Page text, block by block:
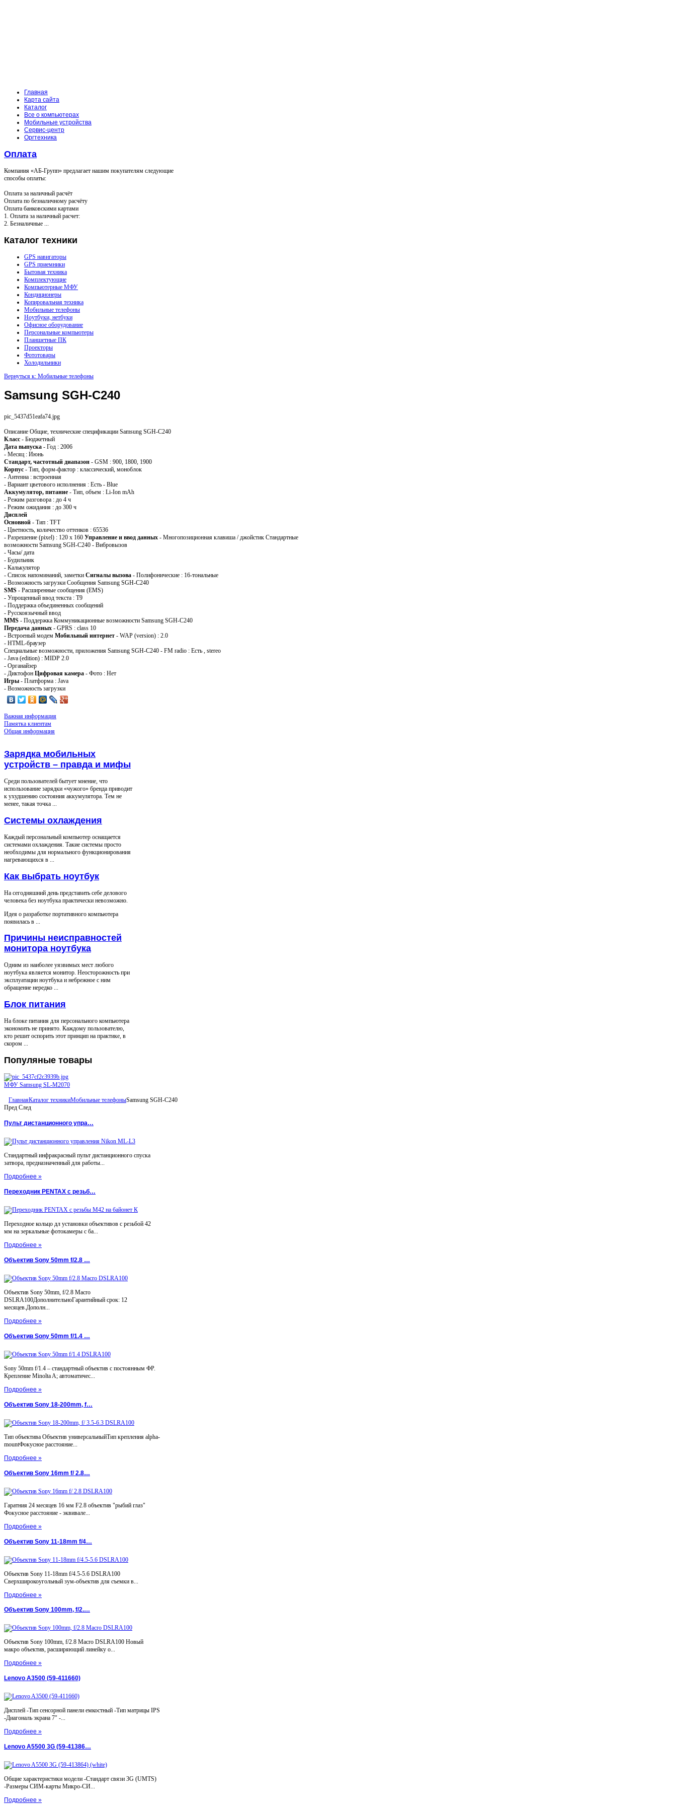
Главная
Карта сайта
Каталог
Все о компьютерах
Мобильные устройства
Сервис-центр
Оргтехника
Оплата
Компания «АБ-Групп» предлагает нашим покупателям следующие
способы оплаты:
Оплата за наличный расчёт
Оплата по безналичному расчёту
Оплата банковскими картами
1. Оплата за наличный расчет:
2. Безналичные ...
Каталог техники
GPS навигаторы
GPS приемники
Бытовая техника
Комплектующие
Компьютерные МФУ
Кондиционеры
Копировальная техника
Мобильные телефоны
Ноутбуки, нетбуки
Офисное оборудование
Персональные компьютеры
Планшетные ПК
Проекторы
Фототовары
Холодильники
Вернуться к: Мобильные телефоны
Samsung SGH-C240
pic_5437d51eafa74.jpg
Описание Общие, технические спецификации Samsung SGH-C240
Класс - Бюджетный
Дата выпуска - Год : 2006
- Месяц : Июнь
Стандарт, частотный диапазон - GSM : 900, 1800, 1900
Корпус - Тип, форм-фактор : классический, моноблок
- Антенна : встроенная
- Вариант цветового исполнения : Есть - Blue
Аккумулятор, питание - Тип, объем : Li-Ion mAh
- Режим разговора : до 4 ч
- Режим ожидания : до 300 ч
Дисплей
Основной - Тип : TFT
- Цветность, количество оттенков : 65536
- Разрешение (pixel) : 120 x 160 Управление и ввод данных - Многопозиционная клавиша / джойстик Стандартные
возможности Samsung SGH-C240 - Вибровызов
- Часы/ дата
- Будильник
- Калькулятор
- Список напоминаний, заметки Сигналы вызова - Полифонические : 16-тональные
- Возможность загрузки Сообщения Samsung SGH-C240
SMS - Расширенные сообщения (EMS)
- Упрощенный ввод текста : T9
- Поддержка объединенных сообщений
- Русскоязычный ввод
MMS - Поддержка Коммуникационные возможности Samsung SGH-C240
Передача данных - GPRS : class 10
- Встроеный модем Мобильный интернет - WAP (version) : 2.0
- HTML-браузер
Специальные возможности, приложения Samsung SGH-C240 - FM radio : Есть , stereo
- Java (edition) : MIDP 2.0
- Органайзер
- Диктофон Цифровая камера - Фото : Нет
Игры - Платформа : Java
- Возможность загрузки
Важная информация
Памятка клиентам
Общая информация
Зарядка мобильных
устройств – правда и мифы
Среди пользователей бытует мнение, что
использование зарядки «чужого» бренда приводит
к ухудшению состояния аккумулятора. Тем не
менее, такая точка ...
Системы охлаждения
Каждый персональный компьютер оснащается
системами охлаждения. Такие системы просто
необходимы для нормального функционирования
нагревающихся в ...
Как выбрать ноутбук
На сегодняшний день представить себе делового
человека без ноутбука практически невозможно.
Идея о разработке портативного компьютера
появилась в ...
Причины неисправностей
монитора ноутбука
Одним из наиболее уязвимых мест любого
ноутбука является монитор. Неосторожность при
эксплуатации ноутбука и небрежное с ним
обращение нередко ...
Блок питания
На блоке питания для персонального компьютера
экономить не принято. Каждому пользователю,
кто решит оспорить этот принцип на практике, в
скором ...
Популяные товары
МФУ Samsung SL-M2070
ГлавнаяКаталог техникиМобильные телефоныSamsung SGH-C240
Пред След
Пульт дистанционного упра…
Стандартный инфракрасный пульт дистанционного спуска
затвора, предназначенный для работы...
Подробнее »
Переходник PENTAX с резьб…
Переходное кольцо дл установки объективов с резьбой 42
мм на зеркальные фотокамеры с ба...
Подробнее »
Объектив Sony 50mm f/2.8 …
Объектив Sony 50mm, f/2.8 Macro
DSLRA100ДополнительноГарантийный срок: 12
месяцев.Дополн...
Подробнее »
Объектив Sony 50mm f/1.4 …
Sony 50mm f/1.4 – стандартный объектив с постоянным ФР.
Крепление Minolta A; автоматичес...
Подробнее »
Объектив Sony 18-200mm, f…
Тип объектива Объектив универсальныйТип крепления alpha-
mountФокусное расстояние...
Подробнее »
Объектив Sony 16mm f/ 2.8…
Гаратния 24 месяцев 16 мм F2.8 объектив "рыбий глаз"
Фокусное расстояние - эквивале...
Подробнее »
Объектив Sony 11-18mm f/4…
Объектив Sony 11-18mm f/4.5-5.6 DSLRA100
Сверхширокоугольный зум-объектив для съемки в...
Подробнее »
Объектив Sony 100mm, f/2.…
Объектив Sony 100mm, f/2.8 Macro DSLRA100 Новый
макро объектив, расширяющий линейку о...
Подробнее »
Lenovo A3500 (59-411660)
Дисплей -Тип сенсорной панели емкостный -Тип матрицы IPS
-Диагональ экрана 7" -...
Подробнее »
Lenovo A5500 3G (59-41386…
Общие характеристики модели -Стандарт связи 3G (UMTS)
-Размеры СИМ-карты Микро-СИ...
Подробнее »